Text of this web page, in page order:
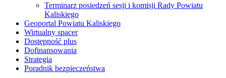
Terminarz posiedzeń sesji i komisji Rady Powiatu
Kaliskiego
Geoportal Powiatu Kaliskiego
Wirtualny spacer
Dostępność plus
Dofinansowania
Strategia
Poradnik bezpieczeństwa